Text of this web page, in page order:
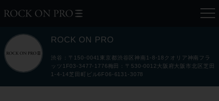
ROCK ON PRO
渋谷：〒150-0041東京都渋谷区神南1-8-18クオリア神南フラ
ッツ1F03-3477-1776梅田：〒530-0012大阪府大阪市北区芝田
1-4-14芝田町ビル6F06-6131-3078